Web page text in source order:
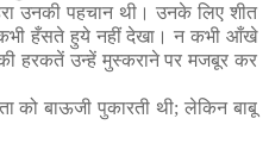
उनकी पहचान थी। उनके लिए शीत
हँसते हुये नहीं देखा। न कभी आँखे
हरकतें उन्हें मुस्कराने पर मजबूर कर
को बाऊजी पुकारती थी; लेकिन बाबू